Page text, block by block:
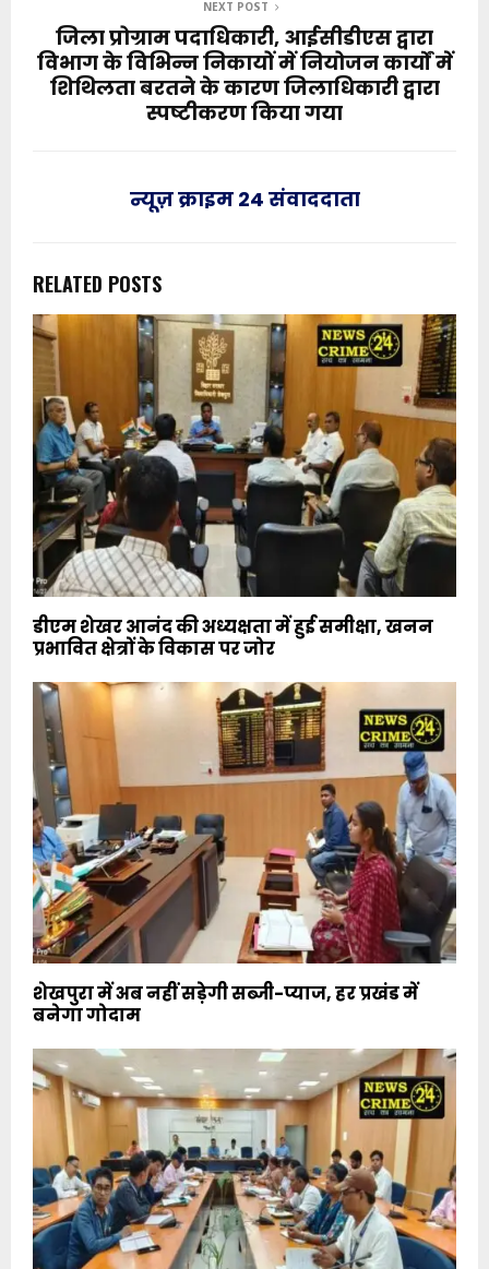
NEXT POST
जिला प्रोग्राम पदाधिकारी, आईसीडीएस द्वारा
विभाग के विभिन्न निकायों में नियोजन कार्यों में
शिथिलता बरतने के कारण जिलाधिकारी द्वारा
स्पष्टीकरण किया गया
न्यूज़ क्राइम 24 संवाददाता
RELATED POSTS
डीएम शेखर आनंद की अध्यक्षता में हुई समीक्षा, खनन
प्रभावित क्षेत्रों के विकास पर जोर
शेखपुरा में अब नहीं सड़ेगी सब्जी-प्याज, हर प्रखंड में
बनेगा गोदाम